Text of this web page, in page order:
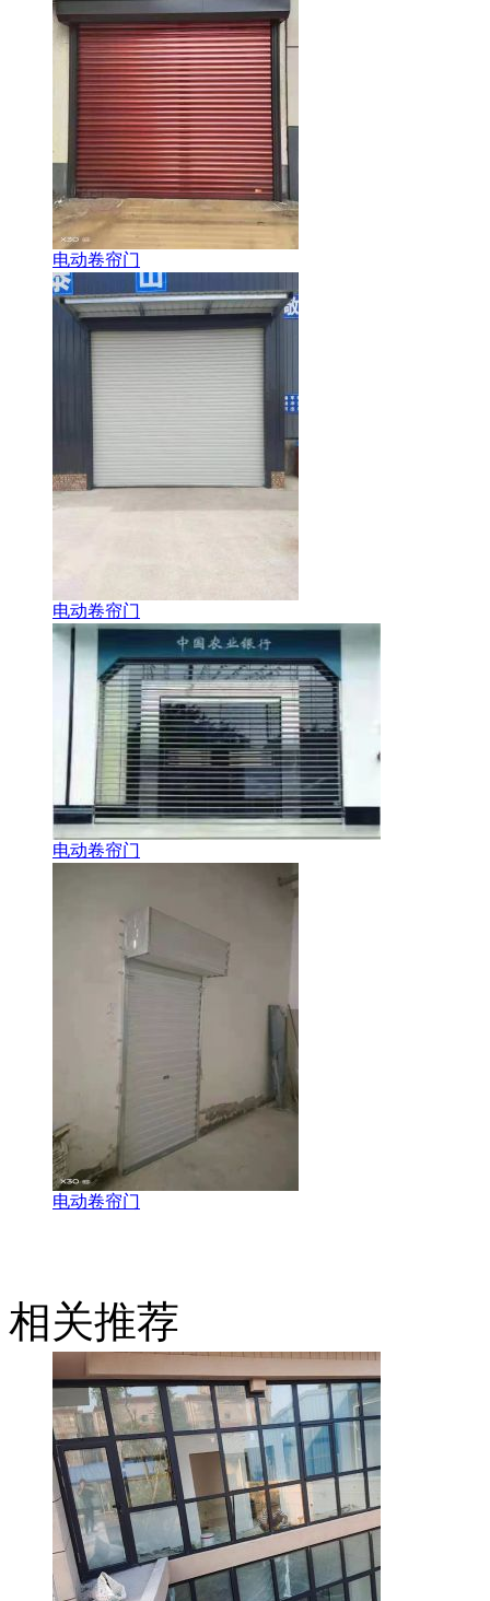
电动卷帘门
电动卷帘门
电动卷帘门
电动卷帘门
相关推荐